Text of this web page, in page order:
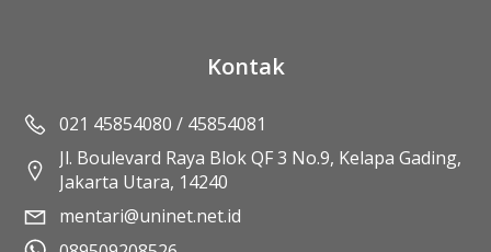
Kontak
021 45854080 / 45854081
Jl. Boulevard Raya Blok QF 3 No.9, Kelapa Gading,
Jakarta Utara, 14240
mentari@uninet.net.id